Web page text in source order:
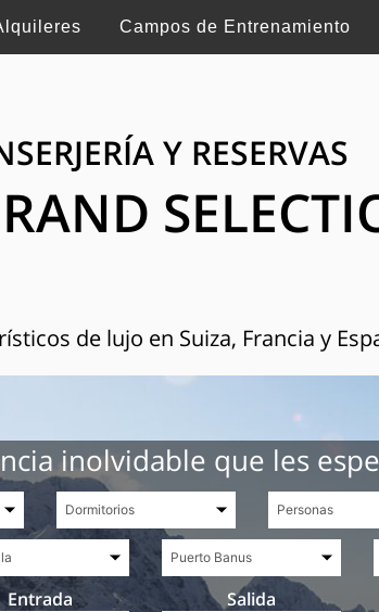
Campos de Entrenamiento
Y RESERVAS
de lujo en Suiza, Francia y
inolvidable que les
Entrada Salida